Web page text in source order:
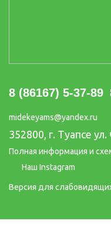
8 (86167) 5-37-89
midekeyams@yandex.ru
352800, г. Туапсе
Полная информация и
Наш Instagram
Версия для